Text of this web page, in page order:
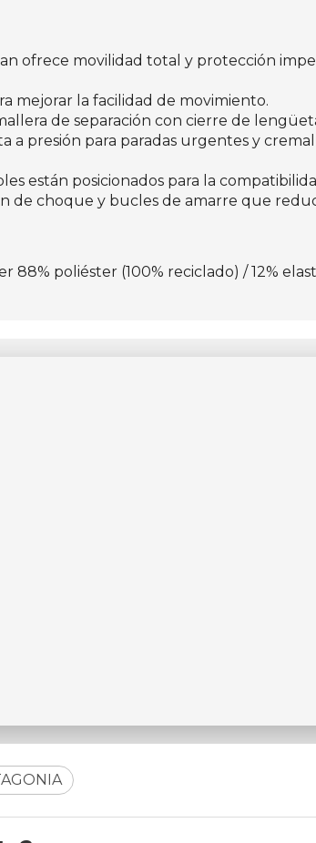
ofrece movilidad total y protección
mejorar la facilidad de movimiento.
de separación con cierre de
presión para paradas urgentes y
están posicionados para la
de choque y bucles de amarre que
88% poliéster (100% reciclado) / 12%